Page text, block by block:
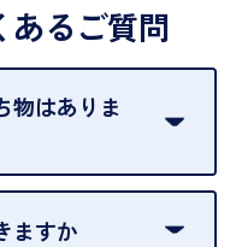
あるご質問
物はありま
い。ご利用になれる書
。
ますか